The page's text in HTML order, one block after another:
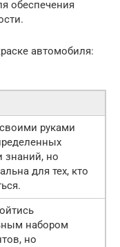
обеспечения
автомобиля:
руками
знаний, но
для тех, кто
набором
но